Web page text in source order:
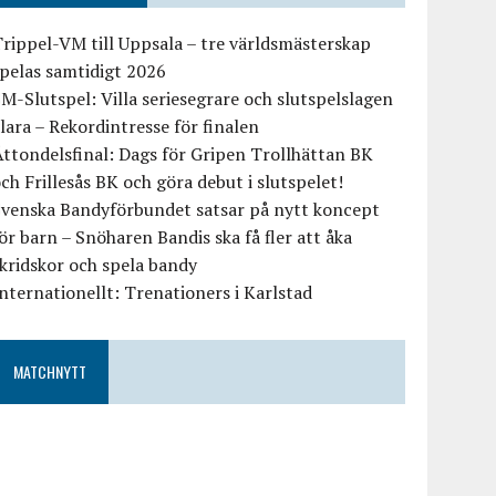
VM till Uppsala – tre världsmästerskap
samtidigt 2026
Slutspel: Villa seriesegrare och slutspelslagen
– Rekordintresse för finalen
Dags för Gripen Trollhättan BK
Frillesås BK och göra debut i slutspelet!
Bandyförbundet satsar på nytt koncept
barn – Snöharen Bandis ska få fler att åka
och spela bandy
Trenationers i Karlstad
MATCHNYTT